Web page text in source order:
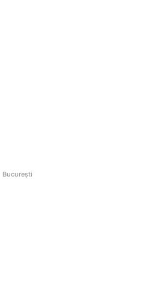
București